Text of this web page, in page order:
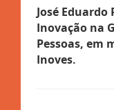
José
Inovação na
Pessoas, em
Inoves.